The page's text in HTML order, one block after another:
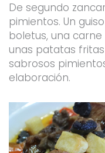
De segundo
pimientos. Un
boletus, una
unas patatas
sabrosos
elaboración.